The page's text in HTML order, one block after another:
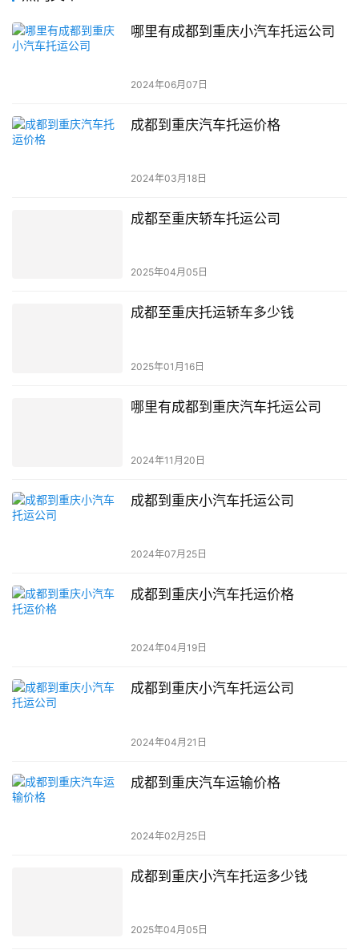
哪里有成都到重庆小汽车托运公司
2024年06月07日
成都到重庆汽车托运价格
2024年03月18日
成都至重庆轿车托运公司
2025年04月05日
成都至重庆托运轿车多少钱
2025年01月16日
哪里有成都到重庆汽车托运公司
2024年11月20日
成都到重庆小汽车托运公司
2024年07月25日
成都到重庆小汽车托运价格
2024年04月19日
成都到重庆小汽车托运公司
2024年04月21日
成都到重庆汽车运输价格
2024年02月25日
成都到重庆小汽车托运多少钱
2025年04月05日